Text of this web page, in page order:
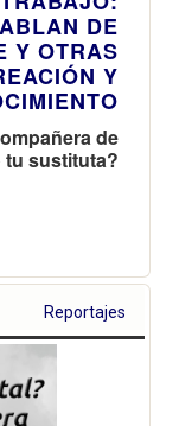
DE
Y OTRAS
Y
de
sustituta?
Reportajes